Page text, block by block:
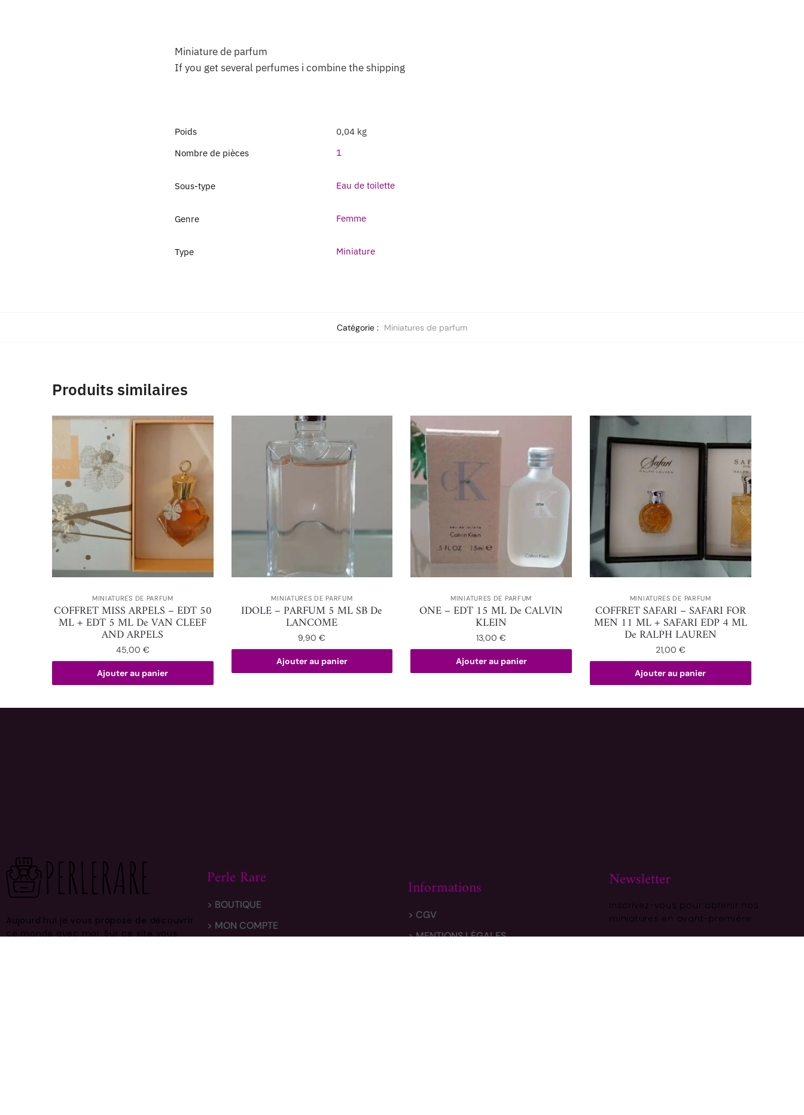
Miniature de parfum
If you get several perfumes i combine the shipping
Poids
0,04 kg
Nombre de pièces
1
Sous-type Eau de toilette
Genre Femme
Type Miniature
Catégorie : Miniatures de parfum
Produits similaires
MINIATURES DE PARFUM
COFFRET MISS ARPELS – EDT 50
ML + EDT 5 ML De VAN CLEEF
AND ARPELS
45,00 €
Ajouter au panier
MINIATURES DE PARFUM
IDOLE – PARFUM 5 ML SB De
LANCOME
9,90€
Ajouter au panier
MINIATURES DE PARFUM
ONE – EDT 15 ML De CALVIN
KLEIN
13,00€
Ajouter au panier
MINIATURES DE PARFUM
COFFRET SAFARI – SAFARI FOR
MEN 11 ML + SAFARI EDP 4 ML
De RALPH LAUREN
21,00 €
Ajouter au panier
Aujourd’hui je vous propose de découvrir
ce monde avec moi.Sur ce site vous
Perle Rare
> BOUTIQUE
> MON COMPTE
Informations
> CGV
> MENTIONS LÉGALES
Newsletter
Inscrivez-vous pour obtenir nos
miniatures en avant-première